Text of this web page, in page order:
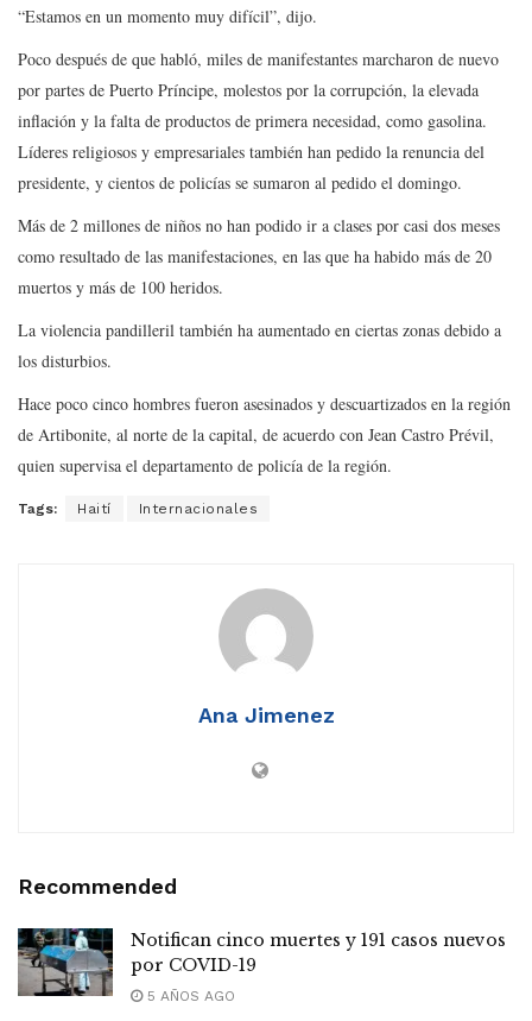
“Estamos en un momento muy difícil”, dijo.
Poco después de que habló, miles de manifestantes marcharon de nuevo
por partes de Puerto Príncipe, molestos por la corrupción, la elevada
inflación y la falta de productos de primera necesidad, como gasolina.
Líderes religiosos y empresariales también han pedido la renuncia del
presidente, y cientos de policías se sumaron al pedido el domingo.
Más de 2 millones de niños no han podido ir a clases por casi dos meses
como resultado de las manifestaciones, en las que ha habido más de 20
muertos y más de 100 heridos.
La violencia pandilleril también ha aumentado en ciertas zonas debido a
los disturbios.
Hace poco cinco hombres fueron asesinados y descuartizados en la región
de Artibonite, al norte de la capital, de acuerdo con Jean Castro Prévil,
quien supervisa el departamento de policía de la región.
Tags: Haití Internacionales
Ana Jimenez
Recommended
Notifican cinco muertes y 191 casos nuevos
por COVID-19
5 AÑOS AGO